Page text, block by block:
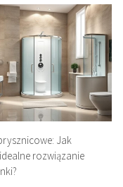
Jak
rozwiązanie